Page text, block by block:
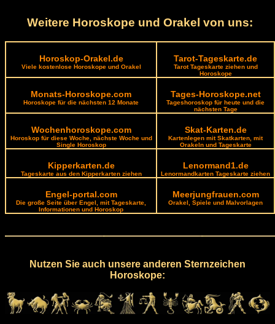
Weitere Horoskope und Orakel von uns:
Horoskop-Orakel.de
Viele kostenlose Horoskope und Orakel
Tarot-Tageskarte.de
Tarot Tageskarte ziehen und
Horoskope
Monats-Horoskope.com
Horoskope für die nächsten 12 Monate
Tages-Horoskope.net
Tageshoroskop für heute und die
nächsten Tage
Wochenhoroskope.com
Horoskop für diese Woche, nächste Woche und
Single Horoskop
Skat-Karten.de
Kartenlegen mit Skatkarten, mit
Orakeln und Tageskarte
Kipperkarten.de
Tageskarte aus den Kipperkarten ziehen
Lenormand1.de
Lenormandkarten Tageskarte ziehen
Engel-portal.com
Die große Seite über Engel, mit Tageskarte,
Informationen und Horoskop
Meerjungfrauen.com
Orakel, Spiele und Malvorlagen
Nutzen Sie auch unsere anderen Sternzeichen
Horoskope: